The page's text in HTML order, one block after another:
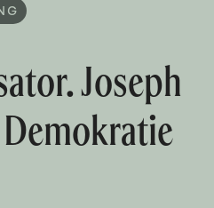
Joseph